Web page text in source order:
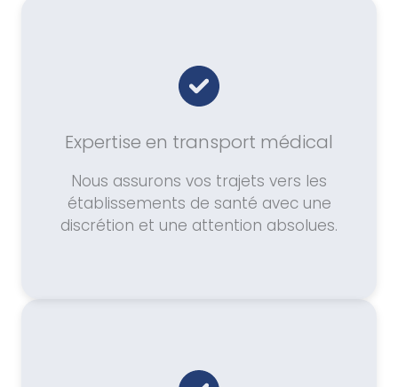
Expertise en transport médical
Nous assurons vos trajets vers les
établissements de santé avec une
discrétion et une attention absolues.